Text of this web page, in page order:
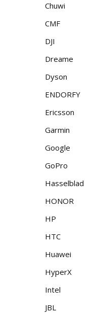
Chuwi
CMF
DJI
Dreame
Dyson
ENDORFY
Ericsson
Garmin
Google
GoPro
Hasselblad
HONOR
HP
HTC
Huawei
HyperX
Intel
JBL